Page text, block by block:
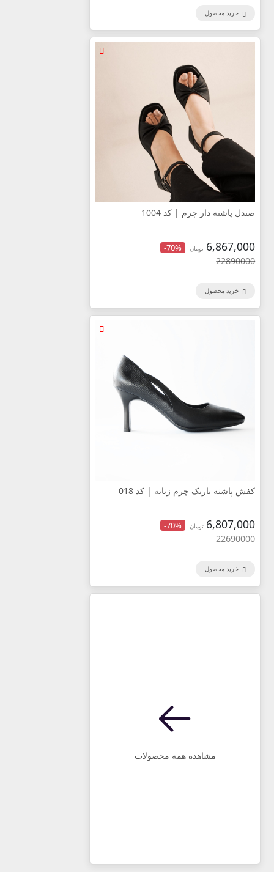
خرید محصول
صندل پاشنه دار چرم | کد 1004
6,867,000 تومان -70%
22890000
خرید محصول
کفش پاشنه باریک چرم زنانه | کد 018
6,807,000 تومان -70%
22690000
خرید محصول
مشاهده همه محصولات